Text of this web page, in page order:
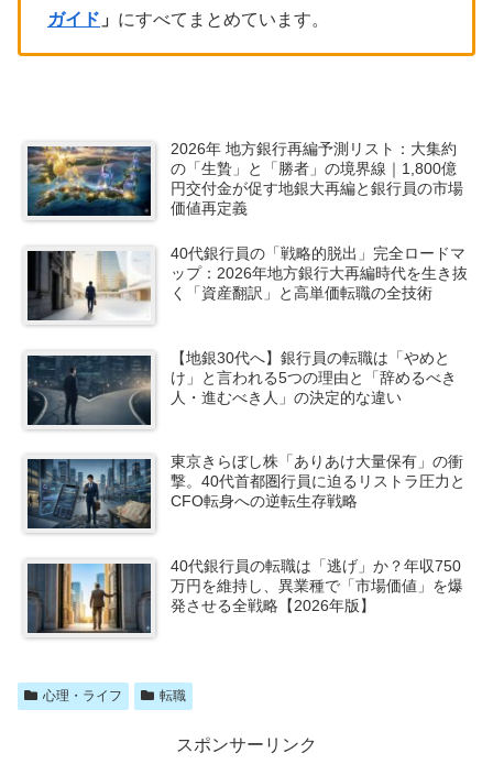
ガイド 」 にすべてまとめています。
2026年 地方銀行再編予測リスト：大集約
の「生贄」と「勝者」の境界線｜1,800億
円交付金が促す地銀大再編と銀行員の市場
価値再定義
40代銀行員の「戦略的脱出」完全ロードマ
ップ：2026年地方銀行大再編時代を生き抜
く「資産翻訳」と高単価転職の全技術
【地銀30代へ】銀行員の転職は「やめと
け」と言われる5つの理由と「辞めるべき
人・進むべき人」の決定的な違い
東京きらぼし株「ありあけ大量保有」の衝
撃。40代首都圏行員に迫るリストラ圧力と
CFO転身への逆転生存戦略
40代銀行員の転職は「逃げ」か？年収750
万円を維持し、異業種で「市場価値」を爆
発させる全戦略【2026年版】
心理・ライフ 転職
スポンサーリンク